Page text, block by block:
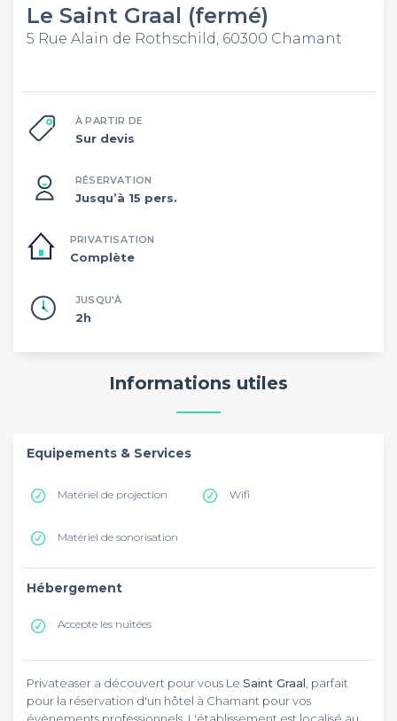
Le Saint Graal (fermé)
5 Rue Alain de Rothschild, 60300 Chamant
À PARTIR DE
Sur devis
RÉSERVATION
Jusqu’à 15 pers.
PRIVATISATION
Complète
JUSQU'À
2h
Informations utiles
Equipements & Services
Matériel de projection Wifi
Matériel de sonorisation
Hébergement
Accepte les nuitées
Privateaser a découvert pour vous Le Saint Graal , parfait
pour la réservation d'un hôtel à Chamant pour vos
évènements professionnels. L'établissement est localisé au 5